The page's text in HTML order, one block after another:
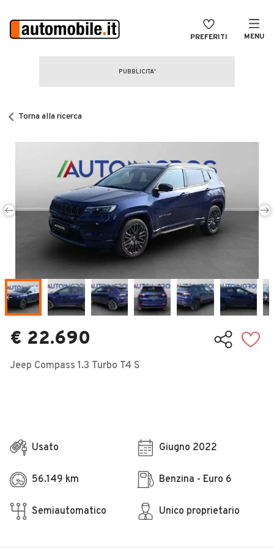
PREFERITI MENU
CERCA
Noleggio a lungo termine
Auto d'epoca
Veicoli Commerciali
Concessionari
Torna alla ricerca
€ 22.690
Jeep Compass 1.3 Turbo T4 S
Usato Giugno 2022
56.149 km Benzina - Euro 6
Semiautomatico Unico proprietario